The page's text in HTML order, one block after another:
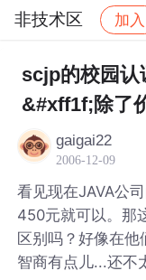
非技术区 加入
社区 非技术区
scjp的校园认
&#xff1f;除了
gaigai22
2006-12-09
看见现在JAVA公
450元就可以。那
区别吗？好像在
智商有点儿...还不